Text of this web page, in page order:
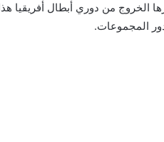
من دوري أبطال أفريقيا
المجموعات.